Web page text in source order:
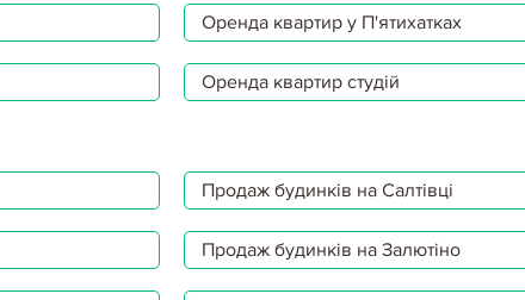
Оренда квартир у П'ятихатках
Оренда квартир студій
Продаж будинків на Салтівці
Продаж будинків на Залютіно